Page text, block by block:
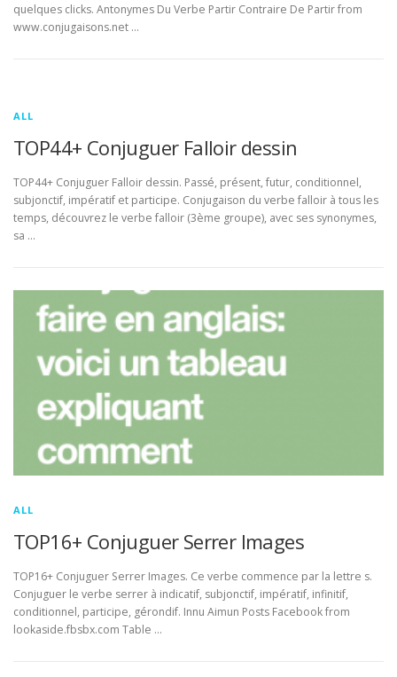
quelques clicks. Antonymes Du Verbe Partir Contraire De Partir from
www.conjugaisons.net …
ALL
TOP44+ Conjuguer Falloir dessin
TOP44+ Conjuguer Falloir dessin. Passé, présent, futur, conditionnel,
subjonctif, impératif et participe. Conjugaison du verbe falloir à tous les
temps, découvrez le verbe falloir (3ème groupe), avec ses synonymes,
sa …
ALL
TOP16+ Conjuguer Serrer Images
TOP16+ Conjuguer Serrer Images. Ce verbe commence par la lettre s.
Conjuguer le verbe serrer à indicatif, subjonctif, impératif, infinitif,
conditionnel, participe, gérondif. Innu Aimun Posts Facebook from
lookaside.fbsbx.com Table …